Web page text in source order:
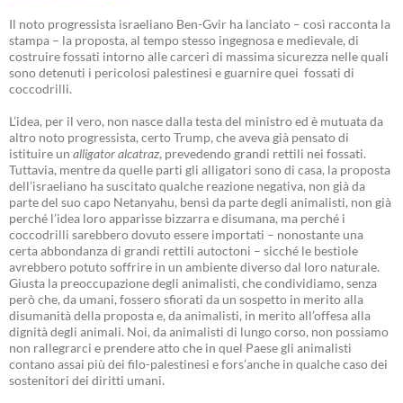
Il noto progressista israeliano Ben-Gvir ha lanciato – così racconta la
stampa – la proposta, al tempo stesso ingegnosa e medievale, di
costruire fossati intorno alle carceri di massima sicurezza nelle quali
sono detenuti i pericolosi palestinesi e guarnire quei fossati di
coccodrilli.
L’idea, per il vero, non nasce dalla testa del ministro ed è mutuata da
altro noto progressista, certo Trump, che aveva già pensato di
istituire un alligator alcatraz, prevedendo grandi rettili nei fossati.
Tuttavia, mentre da quelle parti gli alligatori sono di casa, la proposta
dell’israeliano ha suscitato qualche reazione negativa, non già da
parte del suo capo Netanyahu, bensì da parte degli animalisti, non già
perché l’idea loro apparisse bizzarra e disumana, ma perché i
coccodrilli sarebbero dovuto essere importati – nonostante una
certa abbondanza di grandi rettili autoctoni – sicché le bestiole
avrebbero potuto soffrire in un ambiente diverso dal loro naturale.
Giusta la preoccupazione degli animalisti, che condividiamo, senza
però che, da umani, fossero sfiorati da un sospetto in merito alla
disumanità della proposta e, da animalisti, in merito all’offesa alla
dignità degli animali. Noi, da animalisti di lungo corso, non possiamo
non rallegrarci e prendere atto che in quel Paese gli animalisti
contano assai più dei filo-palestinesi e fors’anche in qualche caso dei
sostenitori dei diritti umani.